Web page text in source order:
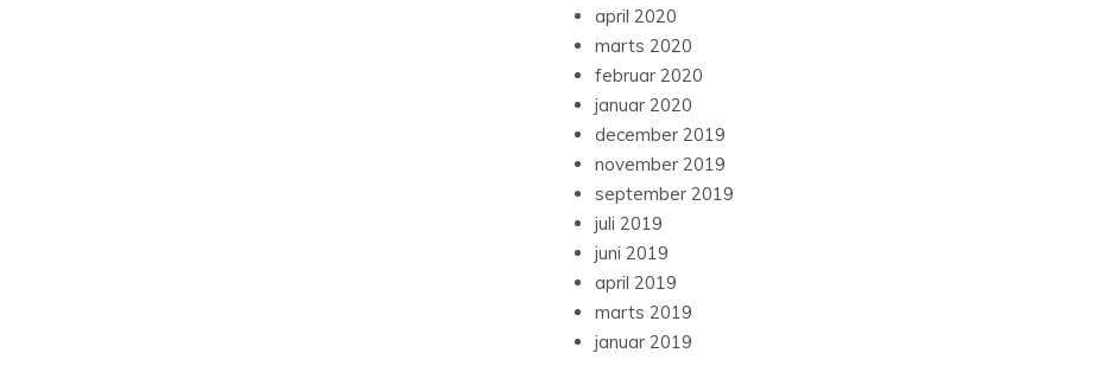
april 2020
marts 2020
februar 2020
januar 2020
december 2019
november 2019
september 2019
juli 2019
juni 2019
april 2019
marts 2019
januar 2019